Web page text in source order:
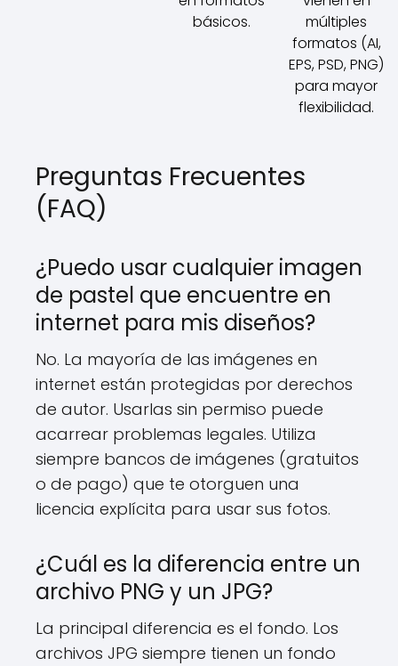
básicos.
múltiples
formatos (AI,
EPS, PSD, PNG)
para mayor
flexibilidad.
Preguntas Frecuentes
(FAQ)
¿Puedo usar cualquier imagen
de pastel que encuentre en
internet para mis diseños?
No. La mayoría de las imágenes en
internet están protegidas por derechos
de autor. Usarlas sin permiso puede
acarrear problemas legales. Utiliza
siempre bancos de imágenes (gratuitos
o de pago) que te otorguen una
licencia explícita para usar sus fotos.
¿Cuál es la diferencia entre un
archivo PNG y un JPG?
La principal diferencia es el fondo. Los
archivos JPG siempre tienen un fondo